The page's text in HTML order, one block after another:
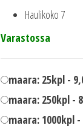
Haulikoko 7
Varastossa
maara: 25kpl -
maara: 250kpl -
maara: 1000kpl -